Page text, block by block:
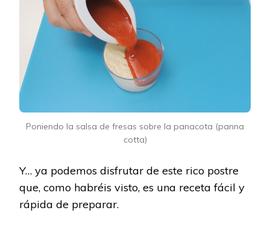
Poniendo la salsa de fresas sobre la panacota (panna
cotta)
Y… ya podemos disfrutar de este rico postre
que, como habréis visto, es una receta fácil y
rápida de preparar.